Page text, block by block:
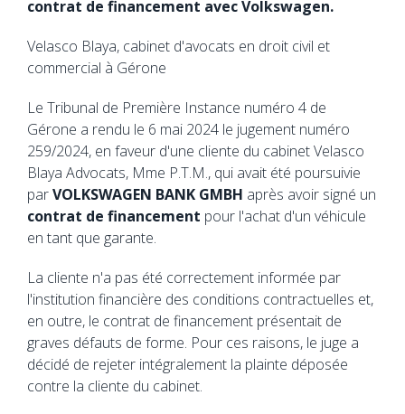
contrat de financement avec Volkswagen.
Velasco Blaya, cabinet d'avocats en droit civil et
commercial à Gérone
Le Tribunal de Première Instance numéro 4 de
Gérone a rendu le 6 mai 2024 le jugement numéro
259/2024, en faveur d'une cliente du cabinet Velasco
Blaya Advocats, Mme P.T.M., qui avait été poursuivie
parVOLKSWAGEN BANK GMBH après avoir signé un
contrat de financement pour l'achat d'un véhicule
en tant que garante.
La cliente n'a pas été correctement informée par
l'institution financière des conditions contractuelles et,
en outre, le contrat de financement présentait de
graves défauts de forme. Pour ces raisons, le juge a
décidé de rejeter intégralement la plainte déposée
contre la cliente du cabinet.